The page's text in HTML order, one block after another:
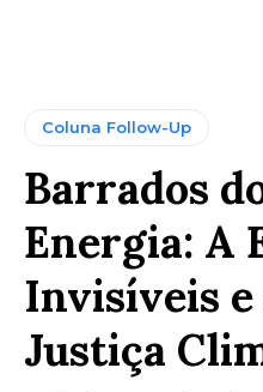
Coluna Follow-Up
Barrados
Energia: A
Invisíveis
Justiça